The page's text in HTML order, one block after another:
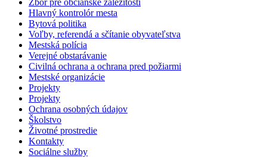
Zbor pre občianske záležitosti
Hlavný kontrolór mesta
Bytová politika
Voľby, referendá a sčítanie obyvateľstva
Mestská polícia
Verejné obstarávanie
Civilná ochrana a ochrana pred požiarmi
Mestské organizácie
Projekty
Projekty
Ochrana osobných údajov
Školstvo
Životné prostredie
Kontakty
Sociálne služby